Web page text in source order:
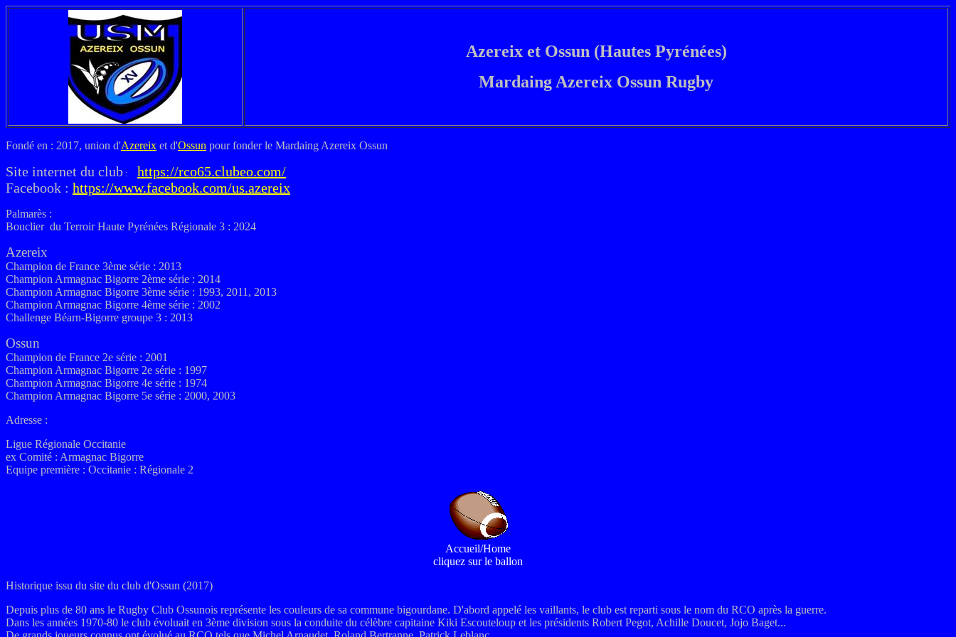
Azereix et Ossun (Hautes Pyrénées)
Mardaing Azereix Ossun Rugby
Fondé en : 2017, union d'Azereix et d'Ossun pour fonder le Mardaing Azereix Ossun
Site internet du club :
https://rco65.clubeo.com/
Facebook : https://www.facebook.com/us.azereix
Palmarès :
Bouclier du Terroir Haute Pyrénées Régionale 3 : 2024
Azereix
Champion de France 3ème série : 2013
Champion Armagnac Bigorre 2ème série : 2014
Champion Armagnac Bigorre 3ème série : 1993, 2011, 2013
Champion Armagnac Bigorre 4ème série : 2002
Challenge Béarn-Bigorre groupe 3 : 2013
Ossun
Champion de France 2e série : 2001
Champion Armagnac Bigorre 2e série : 1997
Champion Armagnac Bigorre 4e série : 1974
Champion Armagnac Bigorre 5e série : 2000, 2003
Adresse :
Ligue Régionale Occitanie
ex Comité : Armagnac Bigorre
Equipe première : Occitanie : Régionale 2
Accueil/Home
cliquez sur le ballon
Historique issu du site du club d'Ossun (2017)
Depuis plus de 80 ans le Rugby Club Ossunois représente les couleurs de sa commune bigourdane. D'abord appelé les vaillants, le club est reparti sous le nom du RCO après la guerre.
Dans les années 1970-80 le club évoluait en 3ème division sous la conduite du célèbre capitaine Kiki Escouteloup et les présidents Robert Pegot, Achille Doucet, Jojo Baget...